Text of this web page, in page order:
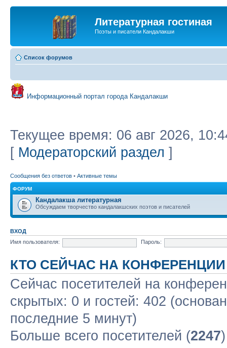
Литературная гостиная
Поэты и писатели Кандалакши
Список форумов
Информационный портал города Кандалакши
Текущее время: 06 авг 2026,
[ Модераторский раздел ]
Сообщения без ответов • Активные темы
ФОРУМ
Кандалакша литературная
Обсуждаем творчество кандалакшских поэтов и писателей
ВХОД
Имя пользователя:
Пароль:
КТО СЕЙЧАС НА КОНФЕРЕНЦИИ
Сейчас посетителей на
скрытых: 0 и гостей: 402
последние 5 минут)
Больше всего посетителей (2247